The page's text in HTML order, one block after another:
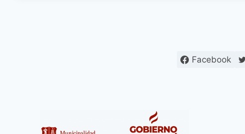
Facebook